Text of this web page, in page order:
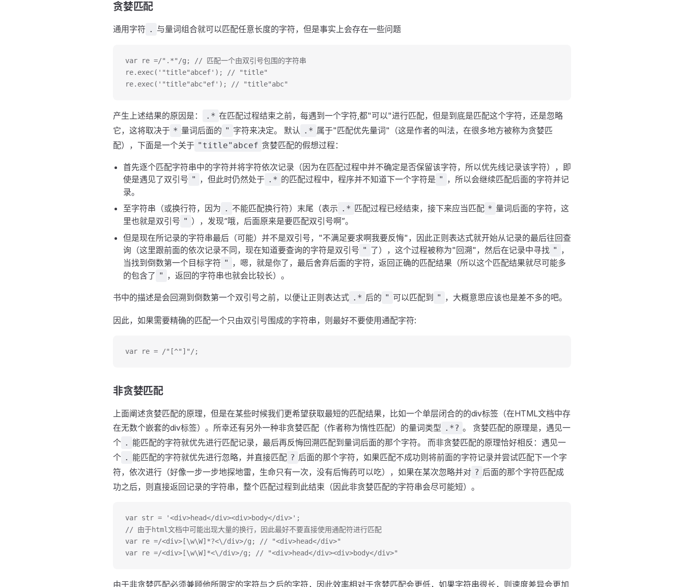
贪婪匹配
通用字符 . 与量词组合就可以匹配任意长度的字符，但是事实上会存在一些问题
var re =/".*"/g; // 匹配一个由双引号包围的字符串
re.exec('"title"abcef'); // "title"
re.exec('"title"abc"ef'); // "title"abc"
产生上述结果的原因是： .* 在匹配过程结束之前，每遇到一个字符,都"可以"进行匹配，但是到底是匹配这个字符，还是忽略
它，这将取决于 * 量词后面的 " 字符来决定。 默认 .* 属于"匹配优先量词"（这是作者的叫法，在很多地方被称为贪婪匹
配），下面是一个关于 "title"abcef 贪婪匹配的假想过程：
首先逐个匹配字符串中的字符并将字符依次记录（因为在匹配过程中并不确定是否保留该字符，所以优先线记录该字符），即
使是遇见了双引号 " ，但此时仍然处于 .* 的匹配过程中，程序并不知道下一个字符是 " ，所以会继续匹配后面的字符并记
录。
至字符串（或换行符，因为 . 不能匹配换行符）末尾（表示 .* 匹配过程已经结束，接下来应当匹配 * 量词后面的字符，这
里也就是双引号 " ），发现“哦，后面原来是要匹配双引号啊”。
但是现在所记录的字符串最后（可能）并不是双引号，"不满足要求啊我要反悔"，因此正则表达式就开始从记录的最后往回查
询（这里跟前面的依次记录不同，现在知道要查询的字符是双引号 " 了），这个过程被称为"回溯"，然后在记录中寻找 " ，
当找到倒数第一个目标字符 " ，嗯，就是你了，最后舍弃后面的字符，返回正确的匹配结果（所以这个匹配结果就尽可能多
的包含了 " ，返回的字符串也就会比较长）。
书中的描述是会回溯到倒数第一个双引号之前，以便让正则表达式 .* 后的 " 可以匹配到 " ，大概意思应该也是差不多的吧。
因此，如果需要精确的匹配一个只由双引号围成的字符串，则最好不要使用通配字符:
var re = /"[^"]"/;
非贪婪匹配
上面阐述贪婪匹配的原理，但是在某些时候我们更希望获取最短的匹配结果，比如一个单层闭合的的div标签（在HTML文档中存
在无数个嵌套的div标签）。所幸还有另外一种非贪婪匹配（作者称为惰性匹配）的量词类型 .*? 。 贪婪匹配的原理是，遇见一
个 . 能匹配的字符就优先进行匹配记录，最后再反悔回溯匹配到量词后面的那个字符。 而非贪婪匹配的原理恰好相反：遇见一
个 . 能匹配的字符就优先进行忽略，并直接匹配 ? 后面的那个字符，如果匹配不成功则将前面的字符记录并尝试匹配下一个字
符，依次进行（好像一步一步地探地雷，生命只有一次，没有后悔药可以吃），如果在某次忽略并对 ? 后面的那个字符匹配成
功之后，则直接返回记录的字符串，整个匹配过程到此结束（因此非贪婪匹配的字符串会尽可能短）。
var str = '<div>head</div><div>body</div>';
// 由于html文档中可能出现大量的换行，因此最好不要直接使用通配符进行匹配
var re =/<div>[\w\W]*?<\/div>/g; // "<div>head</div>"
var re =/<div>[\w\W]*<\/div>/g; // "<div>head</div><div>body</div>"
由于非贪婪匹配必须兼顾他所限定的字符与之后的字符，因此效率相对于贪婪匹配会更低，如果字符串很长，则速度差异会更加